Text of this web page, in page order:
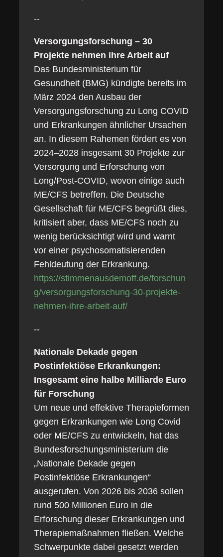
--
Versorgungsforschung – 30
Projekte nehmen ihre Arbeit auf
Das Bundesministerium für
Gesundheit (BMG) kündigte bereits im
März 2024 den Ausbau der
Versorgungsforschung zu Long COVID
und Erkrankungen ähnlicher Ursachen
an. In diesem Rahemen fördert es von
2024–2028 insgesamt 30 Projekte zur
Versorgung und Erforschung von
Long/Post‑COVID, wovon einige auch
ME/CFS betreffen. Die Deutsche
Gesellschaft für ME/CFS begrüßt dies,
kritisiert aber, dass ME/CFS noch zu
wenig berücksichtigt wird und warnt
vor einer psychosomatisierenden
Fehldeutung der Erkrankung.
https://stimmenausdemoff.de/forschun
g/versorgungsforschung-30-projekte-
nehmen-ihre-arbeit-auf/
--
Nationale Dekade gegen
Postinfektiöse Erkrankungen:
Insgesamt eine halbe Milliarde Euro
für Forschung
Um neue und effektive Therapieformen
gegen Erkrankungen wie Long Covid
oder ME/CFS zu entwickeln, hat das
Bundesforschungsministerium die
„Nationale Dekade gegen
Postinfektiöse Erkrankungen“
ausgerufen. Von 2026 bis 2036 sollen
rund 500 Millionen Euro in die
Erforschung dieser Erkrankungen und
Therapiemaßnahmen fließen. Welche
Schwerpunkte dabei gesetzt werden